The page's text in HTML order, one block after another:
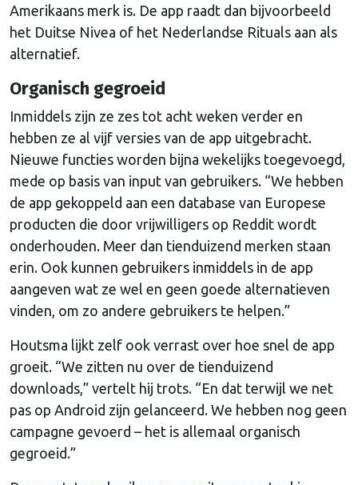
Amerikaans merk is. De app raadt dan bijvoorbeeld
het Duitse Nivea of het Nederlandse Rituals aan als
alternatief.
Organisch gegroeid
Inmiddels zijn ze zes tot acht weken verder en
hebben ze al vijf versies van de app uitgebracht.
Nieuwe functies worden bijna wekelijks toegevoegd,
mede op basis van input van gebruikers. “We hebben
de app gekoppeld aan een database van Europese
producten die door vrijwilligers op Reddit wordt
onderhouden. Meer dan tienduizend merken staan
erin. Ook kunnen gebruikers inmiddels in de app
aangeven wat ze wel en geen goede alternatieven
vinden, om zo andere gebruikers te helpen.”
Houtsma lijkt zelf ook verrast over hoe snel de app
groeit. “We zitten nu over de tienduizend
downloads,” vertelt hij trots. “En dat terwijl we net
pas op Android zijn gelanceerd. We hebben nog geen
campagne gevoerd – het is allemaal organisch
gegroeid.”